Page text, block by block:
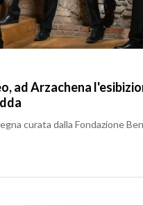
ad Arzachena
curata dalla Fondazione